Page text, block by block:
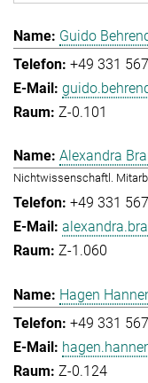
Guido
+49 331
Z-0.101
Alexandra
Nichtwissenschaftl.
+49 331
Z-1.060
Hagen
+49 331
Z-0.124